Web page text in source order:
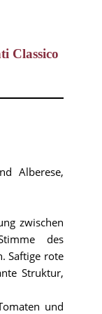
Classico
Alberese,
zwischen
des
Saftige rote
Struktur,
und